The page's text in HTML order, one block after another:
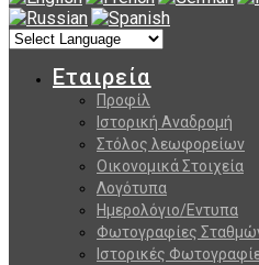
Εταιρεία
Προφίλ
Ιστορική Αναδρομή
Στόλος λεωφορείων
Οικονομικά Στοιχεία
Λογότυπα
Ημερολόγιο/Εντυπα
Φωτογραφίες
Ιστορικές